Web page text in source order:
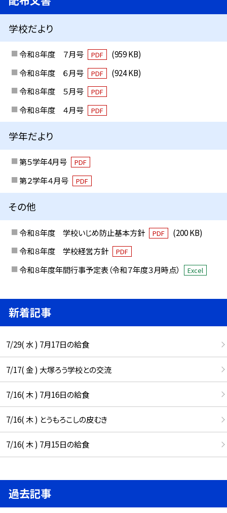
学校だより
令和８年度 ７月号 PDF
(959 KB)
令和８年度 ６月号
PDF
(924 KB)
令和８年度 ５月号
PDF
令和８年度 ４月号 PDF
学年だより
第５学年4月号 PDF
第２学年４月号 PDF
その他
令和８年度 学校いじめ防止基本方針 PDF
(200 KB)
令和８年度 学校経営方針
PDF
令和８年度年間行事予定表（令和７年度３月時点） Excel
新着記事
7/29( 水 ) 7月17日の給食
7/17( 金 ) 大塚ろう学校との交流
7/16( 木 ) 7月16日の給食
7/16( 木 ) とうもろこしの皮むき
7/16( 木 ) 7月15日の給食
過去記事